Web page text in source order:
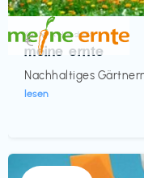
Küche & Haushalt
meine ernte
Nachhaltiges
lesen
€‎